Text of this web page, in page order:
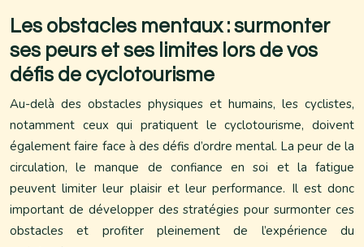
Les obstacles mentaux : surmonter
ses peurs et ses limites lors de vos
défis de cyclotourisme
Au-delà des obstacles physiques et humains, les cyclistes,
notamment ceux qui pratiquent le cyclotourisme, doivent
également faire face à des défis d’ordre mental. La peur de la
circulation, le manque de confiance en soi et la fatigue
peuvent limiter leur plaisir et leur performance. Il est donc
important de développer des stratégies pour surmonter ces
obstacles et profiter pleinement de l’expérience du